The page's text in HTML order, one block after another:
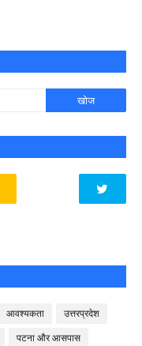
आवश्यकता
उत्तरप्रदेश
पटना और आसपास